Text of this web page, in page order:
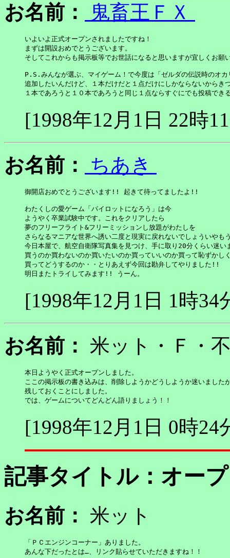
お名前： 鬼畜王ＦＸ
いよいよ正式オープンされましたですね！
まずは開設おめでとうございます。
そしてこれからも掲示板等でお世話になると思いますが宜しくお願
P.S.みんなが選ぶ、マイゲーム！で今度は「ゼルダの伝説時のオカ
追加したいんだけど、１本だけだと１点だけにしかならないから
１本であろうと１０本であろうと同じ１点ならすぐにでも投稿でき
[1998年12月1日 22時
お名前： ちあき
御開店おめでとうございます!! 起きて待ってましたよ!!
わたくしの愛ゲーム「パイロットになろう」は今
ようやく卒業試験中です。これをクリアしたら
夢のフリーフライト&フリーミッションし放題がわたしを
さらなるマニアな世界へ誘い二度と現実に戻れないでしょういやも
今日本屋で、航空自衛隊写真集を見つけ、手に取り20分くらい迷い
買うのか買わないのか買いたいのか買っていいのか買って恥ずかし
買ってどうするのか・・とりあえず今回は勘弁してやりました!!
明日またトライしてみます!! うーん。
[1998年12月1日 1時34
お名前： 米ット・Ｆ
本日ようやく正式オープンしました。
ここの掲示板の書き込みは、削除しようかどうしようか迷いました
残しておくことにしました。
では、ゲームについてどんどん語りましょう！！
[1998年12月1日 0時24
記事タイトル： オー
お名前： 米ット
「ＰＣエンジンコーナー」ありました。
あんな下だったとは…、リンク貼らせていただきますね！！